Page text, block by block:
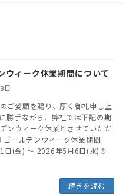
ウィーク休業期間について
日
ご愛顧を賜り、厚く御礼申し上
勝手ながら、弊社では下記の期
ンウィーク休業とさせていただ
ールデンウィーク休業期間
日(金) ～ 2026年5月6日(水)※
続きを読む